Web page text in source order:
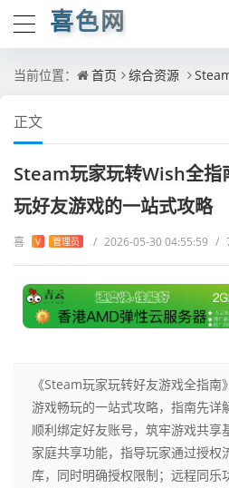
喜色网
当前位置： 首页 综合资源 Steam玩家玩
正文
Steam玩家玩转Wish全指
玩好友游戏的一站式攻略
喜 V 管理员 / 2026-05-30 04:55:59 /
《Steam玩家玩转好友游戏全指
游戏畅玩的一站式攻略，指南先详
顺利绑定好友账号，筑牢游戏共享
家庭共享功能，指导玩家通过授权
库，同时明确授权限制；远程同乐